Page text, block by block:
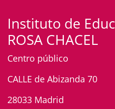
Instituto de
ROSA CHACEL
Centro público
CALLE de Abizanda 70
28033 Madrid